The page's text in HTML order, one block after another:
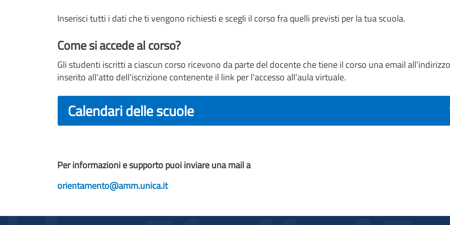
Inserisci tutti i dati che ti vengono richiesti e scegli il corso fra quelli previsti per la tua scuola.
Come si accede al corso?
Gli studenti iscritti a ciascun corso ricevono da parte del docente che tiene il corso una email all'indirizzo
inserito all'atto dell'iscrizione contenente il link per l'accesso all'aula virtuale.
Calendari delle scuole
Per informazioni e supporto puoi inviare una mail a
orientamento@amm.unica.it